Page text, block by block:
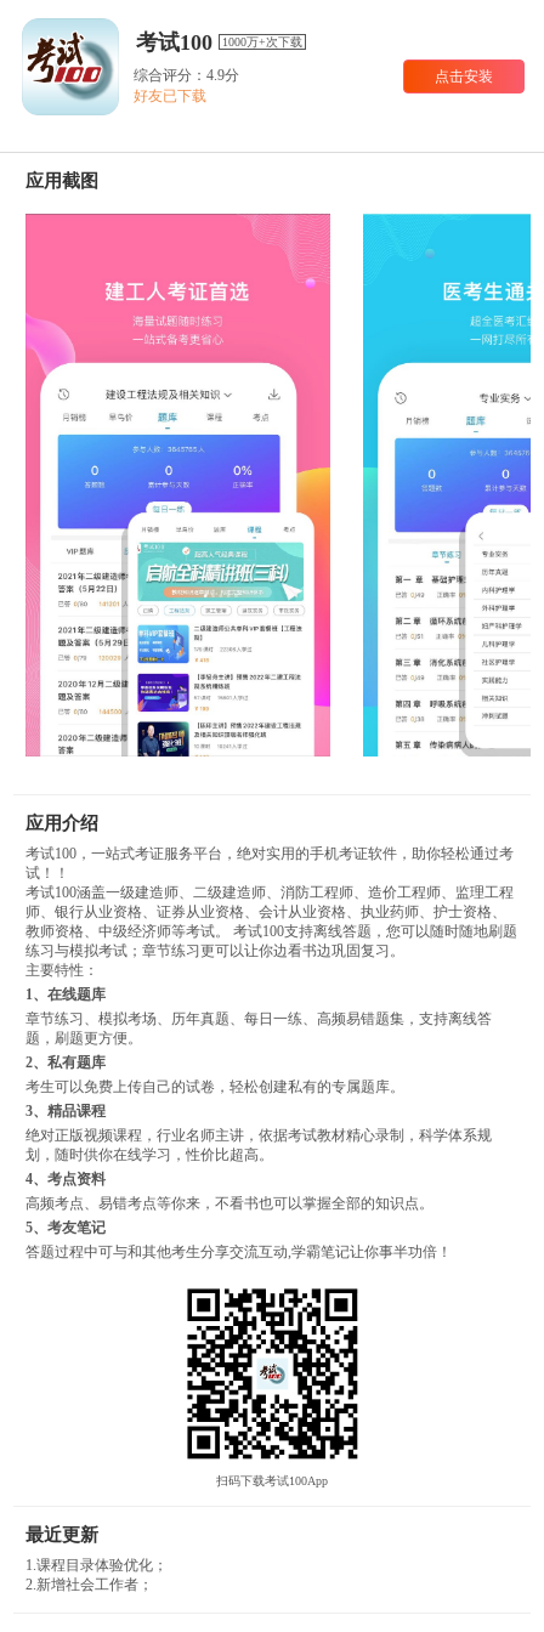
考试100 1000万+次下载
综合评分：4.9分
好友已下载
点击安装
应用截图
应用介绍
考试100，一站式考证服务平台，绝对实用的手机考证软件，助你轻松通过考
试！！
考试100涵盖一级建造师、二级建造师、消防工程师、造价工程师、监理工程
师、银行从业资格、证券从业资格、会计从业资格、执业药师、护士资格、
教师资格、中级经济师等考试。 考试100支持离线答题，您可以随时随地刷题
练习与模拟考试；章节练习更可以让你边看书边巩固复习。
主要特性：
1、在线题库
章节练习、模拟考场、历年真题、每日一练、高频易错题集，支持离线答
题，刷题更方便。
2、私有题库
考生可以免费上传自己的试卷，轻松创建私有的专属题库。
3、精品课程
绝对正版视频课程，行业名师主讲，依据考试教材精心录制，科学体系规
划，随时供你在线学习，性价比超高。
4、考点资料
高频考点、易错考点等你来，不看书也可以掌握全部的知识点。
5、考友笔记
答题过程中可与和其他考生分享交流互动,学霸笔记让你事半功倍！
扫码下载考试100App
最近更新
1.课程目录体验优化；
2.新增社会工作者；